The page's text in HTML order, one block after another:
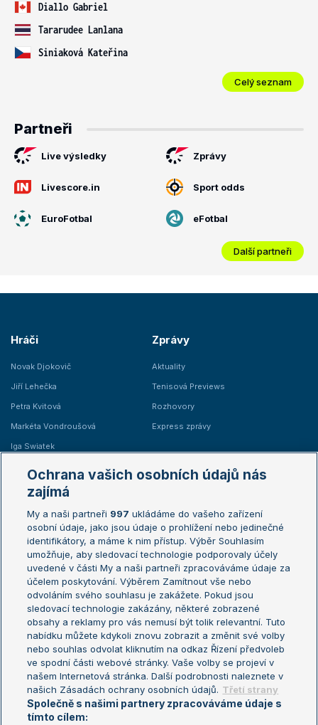
Diallo Gabriel
Tararudee Lanlana
Siniaková Kateřina
Celý seznam
Partneři
Live výsledky Zprávy
Livescore.in Sport odds
EuroFotbal eFotbal
Další partneři
Hráči
Novak Djokovič
Jiří Lehečka
Petra Kvitová
Markéta Vondroušová
Iga Swiatek
Zprávy
Aktuality
Tenisová Previews
Rozhovory
Express zprávy
Žebříčky
Žebříček ATP (muži)
Žebříček WTA (ženy)
Sázkařský žebříček
Australian Open
French Open
Wimbledon
US Open
Turnaj mistrů
Turnaj mistryň
Aktualní trendy
Fotbalové přestupy
Livesport Daily
LS Prague Open
Ochrana vašich osobních údajů nás
zajímá
My a naši partneři 997 ukládáme do vašeho zařízení
osobní údaje, jako jsou údaje o prohlížení nebo jedinečné
identifikátory, a máme k nim přístup. Výběr Souhlasím
umožňuje, aby sledovací technologie podporovaly účely
uvedené v části My a naši partneři zpracováváme údaje za
účelem poskytování. Výběrem Zamítnout vše nebo
odvoláním svého souhlasu je zakážete. Pokud jsou
sledovací technologie zakázány, některé zobrazené
obsahy a reklamy pro vás nemusí být tolik relevantní. Tuto
nabídku můžete kdykoli znovu zobrazit a změnit své volby
nebo souhlas odvolat kliknutím na odkaz Řízení předvoleb
ve spodní části webové stránky. Vaše volby se projeví v
našem Internetová stránka. Další podrobnosti naleznete v
našich Zásadách ochrany osobních údajů. Třetí strany
Společně s našimi partnery zpracováváme údaje s
tímto cílem: